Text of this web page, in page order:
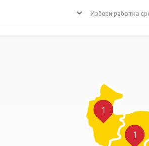
Избери работна
1
1